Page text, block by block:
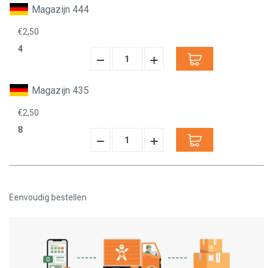
Magazijn 444
€2,50
4
Hoeveelheid
Hoeveelheid
Magazijn 435
€2,50
8
Hoeveelheid
Verminderen:
Hoeveelheid
verhogen:
Eenvoudig bestellen